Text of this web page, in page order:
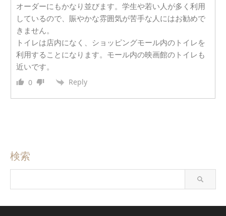
オーダーにもかなり並びます。学生や若い人が多く利用
しているので、賑やかな雰囲気が苦手な人にはお勧めで
きません。
トイレは店内になく、ショッピングモール内のトイレを
利用することになります。モール内の映画館のトイレも
近いです。
0 Reply
検索